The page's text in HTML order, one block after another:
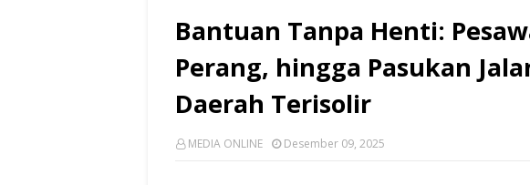
Bantuan Tanpa Henti:
Perang, hingga Pasukan
Daerah Terisolir
MEDIA ONLINE Desember 09, 2025